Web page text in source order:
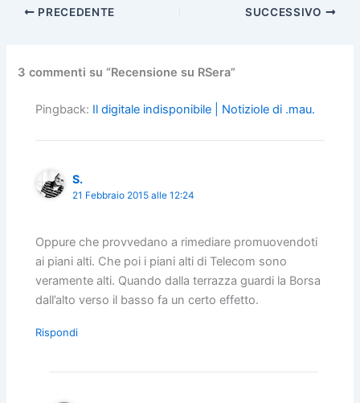
o
o
o
n
di
PRECEDENTE SUCCESSIVO
3 commenti su “Recensione su RSera”
Pingback: Il digitale indisponibile | Notiziole di .mau.
S.
21 Febbraio 2015 alle 12:24
Oppure che provvedano a rimediare promuovendoti
ai piani alti. Che poi i piani alti di Telecom sono
veramente alti. Quando dalla terrazza guardi la Borsa
dall’alto verso il basso fa un certo effetto.
Rispondi